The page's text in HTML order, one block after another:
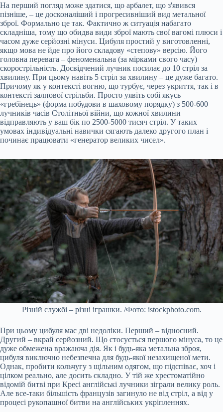
На перший погляд може здатися, що арбалет, що з'явився
пізніше, – це досконаліший і прогресивніший вид метальної
зброї. Формально це так. Фактично ж ситуація набагато
складніша, тому що обидва види зброї мають свої вагомі плюси і
часом дуже серйозні мінуси. Цибуля простий у виготовленні,
якщо мова не йде про його складову «степову» версію. Його
головна перевага – феноменальна (за мірками свого часу)
скорострільність. Досвідчений лучник посилає до 10 стріл за
хвилину. При цьому навіть 5 стріл за хвилину – це дуже багато.
Причому як у контексті вогню, що турбує, через укриття, так і в
контексті залпової стрільби. Просто уявіть собі якусь
«гребінець» (форма побудови в шаховому порядку) з 500-600
лучників часів Столітньої війни, що кожної хвилини
відправляють у ваш бік по 2500-5000 тисяч стріл. У таких
умовах індивідуальні навички сягають далеко другого план і
починає працювати «генератор великих чисел».
Різній службі – різні іграшки. /Фото: istockphoto.com.
При цьому цибуля має дві недоліки. Перший – відносний.
Другий – вкрай серйозний. Що стосується першого мінуса, то це
дуже обмежена вражаюча дія. Як і будь-яка метальна зброя,
цибуля виключно небезпечна для будь-якої незахищеної мети.
Однак, пробити кольчугу з щільним одягом, що підспіває, хоч і
цілком реально, але досить складно. У тій же хрестоматійно
відомій битві при Кресі англійські лучники зіграли велику роль.
Але все-таки більшість французів загинуло не від стріл, а від у
процесі рукопашної битви на англійських укріпленнях.